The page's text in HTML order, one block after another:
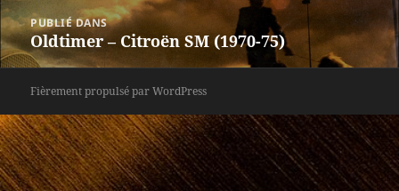
Navigation
de
l’article
PUBLIÉ DANS
Oldtimer – Citroën SM (1970-75)
Fièrement propulsé par WordPress